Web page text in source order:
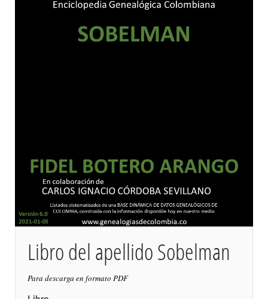
Libro del apellido Sobelman
Para descarga en formato PDF